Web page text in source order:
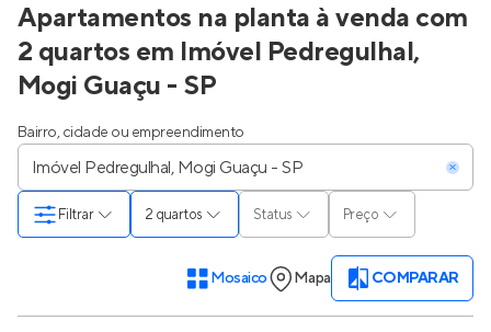
Apartamentos na planta à venda com
2 quartos em Imóvel Pedregulhal,
Mogi Guaçu - SP
Bairro, cidade ou empreendimento
2 quartos Status Preço
Filtrar
Mosaico Mapa COMPARAR